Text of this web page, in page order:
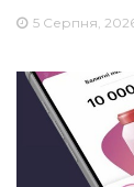
5 Серпня,